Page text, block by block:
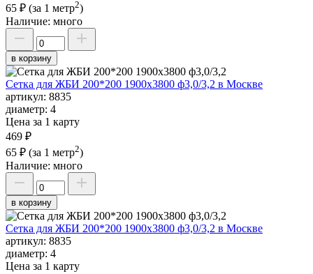
65 ₽ (за 1 метр2)
Наличие: много
в корзину
Сетка для ЖБИ 200*200 1900х3800 ф3,0/3,2 в Москве
артикул: 8835
диаметр: 4
Цена за 1 карту
469 ₽
65 ₽ (за 1 метр2)
Наличие: много
в корзину
Сетка для ЖБИ 200*200 1900х3800 ф3,0/3,2 в Москве
артикул: 8835
диаметр: 4
Цена за 1 карту